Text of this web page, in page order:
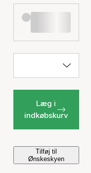
Læg i
indkøbskurv
Tilføj til
Ønskeskyen